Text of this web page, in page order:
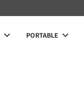
PORTABLE